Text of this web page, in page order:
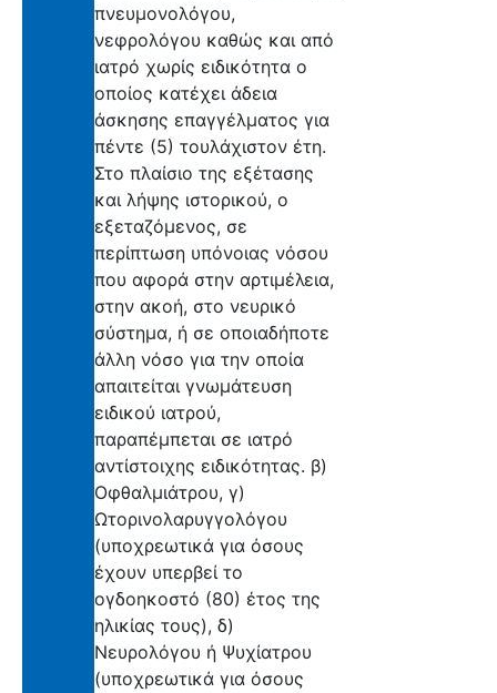
πνευμονολόγου,
νεφρολόγου καθώς και από
ιατρό χωρίς ειδικότητα ο
οποίος κατέχει άδεια
άσκησης επαγγέλματος για
πέντε (5) τουλάχιστον έτη.
Στο πλαίσιο της εξέτασης
και λήψης ιστορικού, ο
εξεταζόμενος, σε
περίπτωση υπόνοιας νόσου
που αφορά στην αρτιμέλεια,
στην ακοή, στο νευρικό
σύστημα, ή σε οποιαδήποτε
άλλη νόσο για την οποία
απαιτείται γνωμάτευση
ειδικού ιατρού,
παραπέμπεται σε ιατρό
αντίστοιχης ειδικότητας. β)
Οφθαλμιάτρου, γ)
Ωτορινολαρυγγολόγου
(υποχρεωτικά για όσους
έχουν υπερβεί το
ογδοηκοστό (80) έτος της
ηλικίας τους), δ)
Νευρολόγου ή Ψυχίατρου
(υποχρεωτικά για όσους